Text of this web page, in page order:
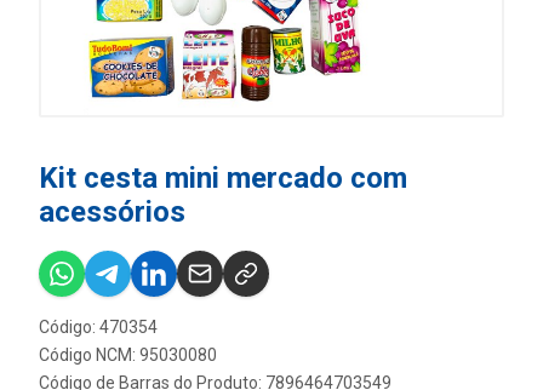
Kit cesta mini mercado com
acessórios
Código: 470354
Código NCM: 95030080
Código de Barras do Produto: 7896464703549